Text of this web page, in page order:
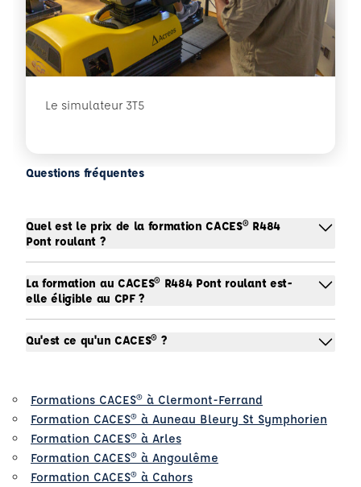
Le simulateur 3T5
Questions fréquentes
Quel est le prix de la formation CACES® R484
Pont roulant ?
La formation au CACES® R484 Pont roulant est-
elle éligible au CPF ?
Qu'est ce qu'un CACES® ?
Formations CACES® à Clermont-Ferrand
Formation CACES® à Auneau Bleury St Symphorien
Formation CACES® à Arles
Formation CACES® à Angoulême
Formation CACES® à Cahors